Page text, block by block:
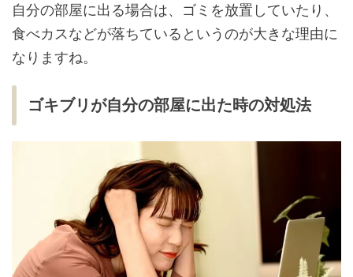
自分の部屋に出る場合は、ゴミを放置していたり、
食べカスなどが落ちているというのが大きな理由に
なりますね。
ゴキブリが自分の部屋に出た時の対処法